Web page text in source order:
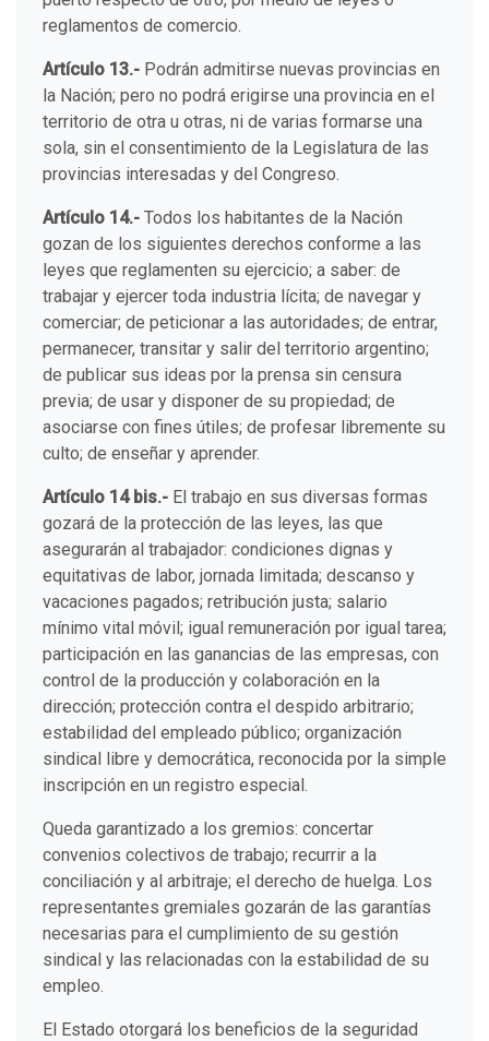
reglamentos de comercio.
Artículo 13.- Podrán admitirse nuevas provincias en
la Nación; pero no podrá erigirse una provincia en el
territorio de otra u otras, ni de varias formarse una
sola, sin el consentimiento de la Legislatura de las
provincias interesadas y del Congreso.
Artículo 14.- Todos los habitantes de la Nación
gozan de los siguientes derechos conforme a las
leyes que reglamenten su ejercicio; a saber: de
trabajar y ejercer toda industria lícita; de navegar y
comerciar; de peticionar a las autoridades; de entrar,
permanecer, transitar y salir del territorio argentino;
de publicar sus ideas por la prensa sin censura
previa; de usar y disponer de su propiedad; de
asociarse con fines útiles; de profesar libremente su
culto; de enseñar y aprender.
Artículo 14 bis.- El trabajo en sus diversas formas
gozará de la protección de las leyes, las que
asegurarán al trabajador: condiciones dignas y
equitativas de labor, jornada limitada; descanso y
vacaciones pagados; retribución justa; salario
mínimo vital móvil; igual remuneración por igual tarea;
participación en las ganancias de las empresas, con
control de la producción y colaboración en la
dirección; protección contra el despido arbitrario;
estabilidad del empleado público; organización
sindical libre y democrática, reconocida por la simple
inscripción en un registro especial.
Queda garantizado a los gremios: concertar
convenios colectivos de trabajo; recurrir a la
conciliación y al arbitraje; el derecho de huelga. Los
representantes gremiales gozarán de las garantías
necesarias para el cumplimiento de su gestión
sindical y las relacionadas con la estabilidad de su
empleo.
El Estado otorgará los beneficios de la seguridad